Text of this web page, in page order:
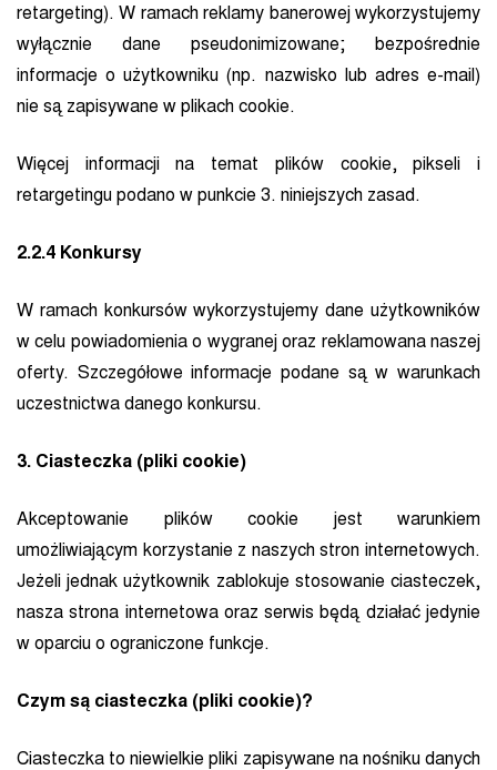
retargeting). W ramach reklamy banerowej wykorzystujemy
wyłącznie dane pseudonimizowane; bezpośrednie
informacje o użytkowniku (np. nazwisko lub adres e-mail)
nie są zapisywane w plikach cookie.
Więcej informacji na temat plików cookie, pikseli i
retargetingu podano w punkcie 3. niniejszych zasad.
2.2.4 Konkursy
W ramach konkursów wykorzystujemy dane użytkowników
w celu powiadomienia o wygranej oraz reklamowana naszej
oferty. Szczegółowe informacje podane są w warunkach
uczestnictwa danego konkursu.
3. Ciasteczka (pliki cookie)
Akceptowanie plików cookie jest warunkiem
umożliwiającym korzystanie z naszych stron internetowych.
Jeżeli jednak użytkownik zablokuje stosowanie ciasteczek,
nasza strona internetowa oraz serwis będą działać jedynie
w oparciu o ograniczone funkcje.
Czym są ciasteczka (pliki cookie)?
Ciasteczka to niewielkie pliki zapisywane na nośniku danych